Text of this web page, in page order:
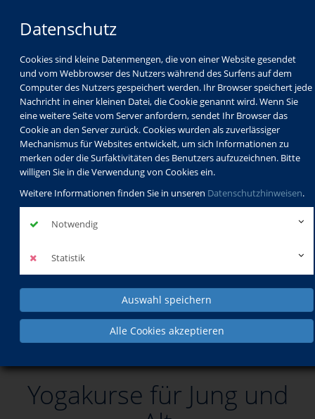
Datenschutz
Cookies sind kleine Datenmengen, die von einer Website gesendet
und vom Webbrowser des Nutzers während des Surfens auf dem
Computer des Nutzers gespeichert werden. Ihr Browser speichert jede
Nachricht in einer kleinen Datei, die Cookie genannt wird. Wenn Sie
eine weitere Seite vom Server anfordern, sendet Ihr Browser das
Cookie an den Server zurück. Cookies wurden als zuverlässiger
Mechanismus für Websites entwickelt, um sich Informationen zu
merken oder die Surfaktivitäten des Benutzers aufzuzeichnen. Bitte
willigen Sie in die Verwendung von Cookies ein.
Weitere Informationen finden Sie in unseren Datenschutzhinweisen.
Notwendig
Statistik
Auswahl speichern
Alle Cookies akzeptieren
Yogakurse für Jung und Alt
Yogakurse für Jung und